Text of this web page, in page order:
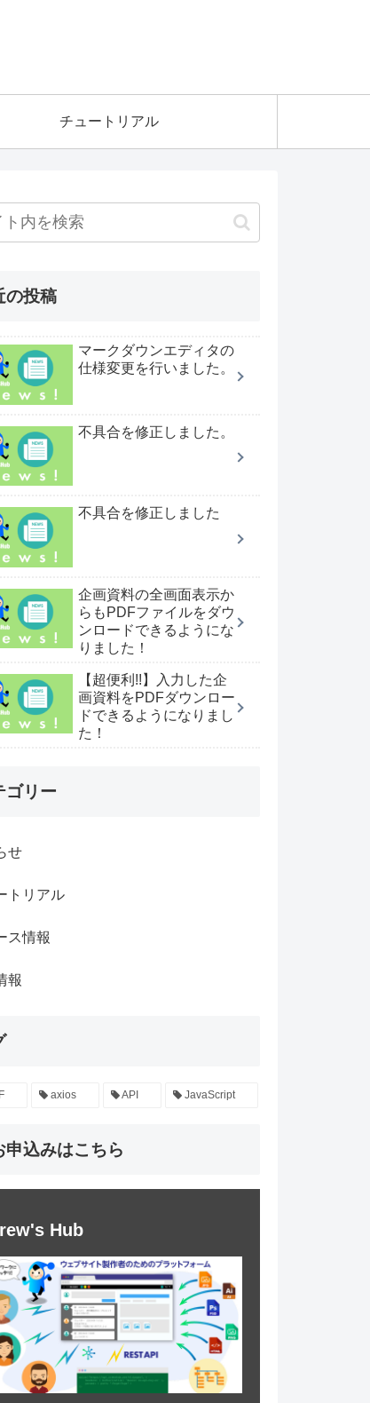
チュートリアル
の投稿
マークダウンエディタの
仕様変更を行いました。
不具合を修正しました。
不具合を修正しました
企画資料の全画面表示か
らもPDFファイルをダウ
ンロードできるようにな
りました！
【超便利!!】入力した企
画資料をPDFダウンロー
ドできるようになりまし
た！
ゴリー
せ
トリアル
ス情報
報
axios API JavaScript
込みはこちら
Hub